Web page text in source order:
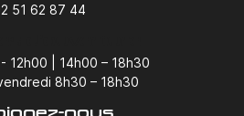
51 62 87 44
12h00 | 14h00 – 18h30
8h30 – 18h30